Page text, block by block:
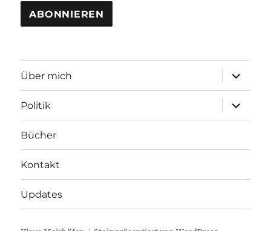
Über mich
öffnen
Politik
öffnen
Bücher
Kontakt
Updates